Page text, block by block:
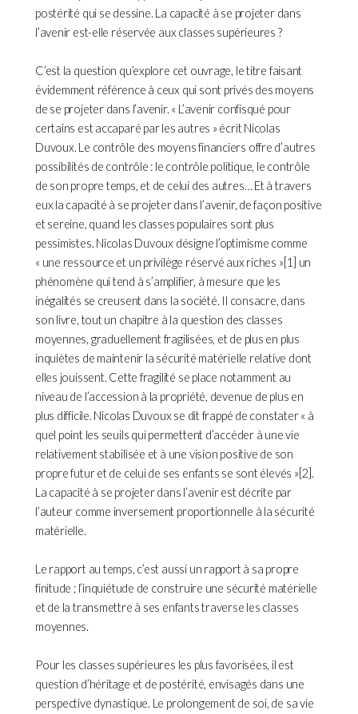
postérité qui se dessine. La capacité à se projeter dans
l’avenir est-elle réservée aux classes supérieures ?
C’est la question qu’explore cet ouvrage, le titre faisant
évidemment référence à ceux qui sont privés des moyens
de se projeter dans l’avenir. « L’avenir confisqué pour
certains est accaparé par les autres » écrit Nicolas
Duvoux. Le contrôle des moyens financiers offre d’autres
possibilités de contrôle : le contrôle politique, le contrôle
de son propre temps, et de celui des autres… Et à travers
eux la capacité à se projeter dans l’avenir, de façon positive
et sereine, quand les classes populaires sont plus
pessimistes. Nicolas Duvoux désigne l’optimisme comme
« une ressource et un privilège réservé aux riches »[1] un
phénomène qui tend à s’amplifier, à mesure que les
inégalités se creusent dans la société. Il consacre, dans
son livre, tout un chapitre à la question des classes
moyennes, graduellement fragilisées, et de plus en plus
inquiètes de maintenir la sécurité matérielle relative dont
elles jouissent. Cette fragilité se place notamment au
niveau de l’accession à la propriété, devenue de plus en
plus difficile. Nicolas Duvoux se dit frappé de constater « à
quel point les seuils qui permettent d’accéder à une vie
relativement stabilisée et à une vision positive de son
propre futur et de celui de ses enfants se sont élevés »[2].
La capacité à se projeter dans l’avenir est décrite par
l’auteur comme inversement proportionnelle à la sécurité
matérielle.
Le rapport au temps, c’est aussi un rapport à sa propre
finitude ; l’inquiétude de construire une sécurité matérielle
et de la transmettre à ses enfants traverse les classes
moyennes.
Pour les classes supérieures les plus favorisées, il est
question d’héritage et de postérité, envisagés dans une
perspective dynastique. Le prolongement de soi, de sa vie